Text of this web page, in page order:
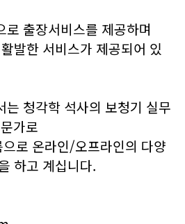
로 출장서비스를 제공하며
발한 서비스가 제공되어 있
는 청각학 석사의 보청기 실무
가로
로 온라인/오프라인의 다양
하고 계십니다.